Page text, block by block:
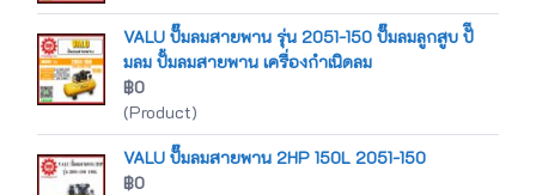
VALU ปั๊มลมสายพาน รุ่น 2051-150 ปั๊มลมลูกสูบ ปัี
มลม ปั้มลมสายพาน เครื่องกำเนิดลม
฿0
(Product)
VALU ปั๊มลมสายพาน 2HP 150L 2051-150
฿0